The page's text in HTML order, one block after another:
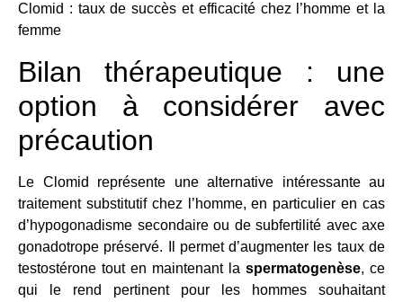
Clomid : taux de succès et efficacité chez l’homme et la
femme
Bilan thérapeutique : une
option à considérer avec
précaution
Le Clomid représente une alternative intéressante au
traitement substitutif chez l’homme, en particulier en cas
d’hypogonadisme secondaire ou de subfertilité avec axe
gonadotrope préservé. Il permet d’augmenter les taux de
testostérone tout en maintenant la spermatogenèse, ce
qui le rend pertinent pour les hommes souhaitant